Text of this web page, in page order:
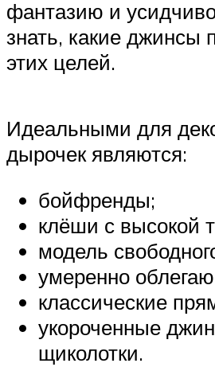
фантазию и
знать, какие джинсы
этих целей.
Идеальными для
дырочек являются:
бойфренды;
клёши с высокой
модель
умеренно
классические
укороченные
щиколотки.